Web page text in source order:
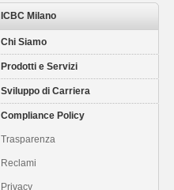
ICBC Milano
Chi Siamo
Prodotti e Servizi
Sviluppo di Carriera
Compliance Policy
Trasparenza
Reclami
Privacy